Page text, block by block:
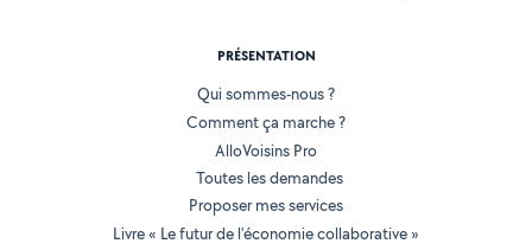
PRÉSENTATION
Qui sommes-nous ?
Comment ça marche ?
AlloVoisins Pro
Toutes les demandes
Proposer mes services
Livre « Le futur de l'économie collaborative »